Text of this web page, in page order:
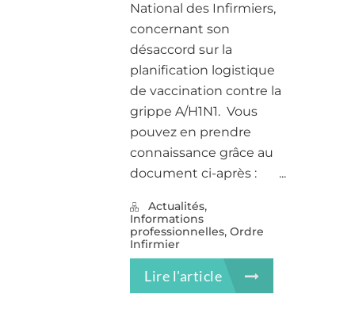
National des Infirmiers,
concernant son
désaccord sur la
planification logistique
de vaccination contre la
grippe A/H1N1. Vous
pouvez en prendre
connaissance grâce au
document ci-après : ...
Actualités,
Informations
professionnelles, Ordre
Infirmier
Lire l'article